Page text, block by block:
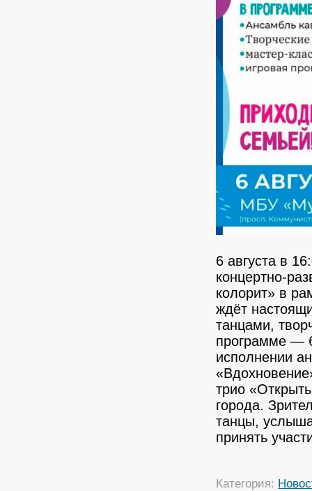
6 августа в
концертно-
колорит» в
ждёт
танцами,
программе —
исполнении
трио
города.
танцы,
принять
Категория: